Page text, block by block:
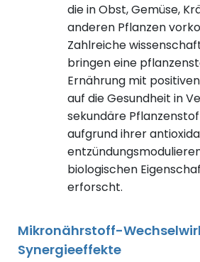
die in Obst, Gemüse,
anderen Pflanzen
Zahlreiche
bringen eine
Ernährung mit
auf die Gesundheit in
sekundäre
aufgrund ihrer
biologischen
erforscht.
Mikronährstoff-
Synergieeffekte